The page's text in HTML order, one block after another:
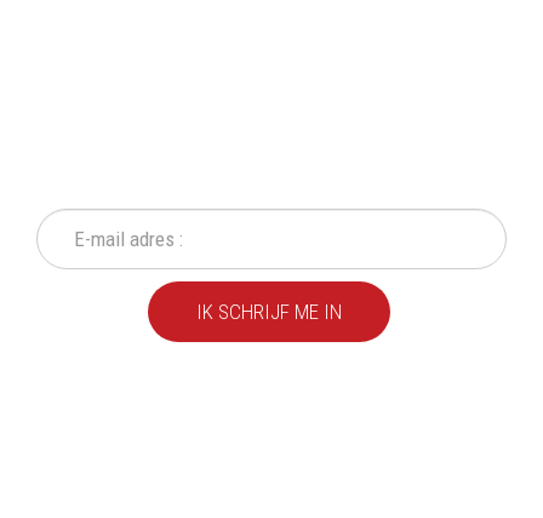
IK SCHRIJF ME IN